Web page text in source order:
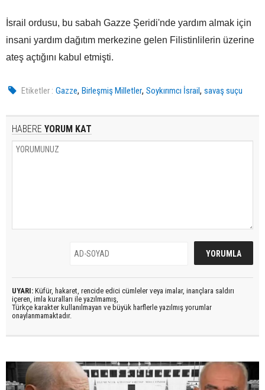
İsrail ordusu, bu sabah Gazze Şeridi'nde yardım almak için
insani yardım dağıtım merkezine gelen Filistinlilerin üzerine
ateş açtığını kabul etmişti.
Etiketler : Gazze,Birleşmiş Milletler,Soykırımcı İsrail,savaş suçu
HABERE YORUM KAT
UYARI: Küfür, hakaret, rencide edici cümleler veya imalar, inançlara saldırı
içeren, imla kuralları ile yazılmamış,
Türkçe karakter kullanılmayan ve büyük harflerle yazılmış yorumlar
onaylanmamaktadır.